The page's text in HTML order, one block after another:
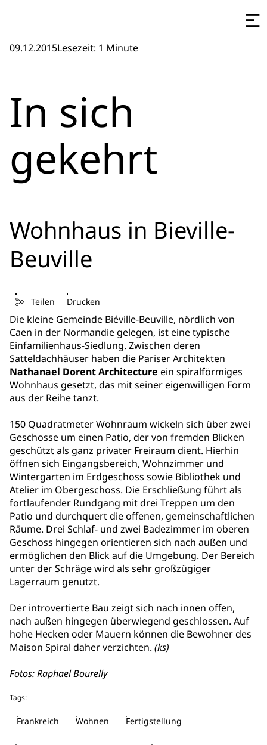
09.12.2015Lesezeit: 1 Minute
In sich
gekehrt
Wohnhaus in Bieville-
Beuville
Teilen Drucken
Die kleine Gemeinde Biéville-Beuville, nördlich von
Caen in der Normandie gelegen, ist eine typische
Einfamilienhaus-Siedlung. Zwischen deren
Satteldachhäuser haben die Pariser Architekten
Nathanael Dorent Architecture ein spiralförmiges
Wohnhaus gesetzt, das mit seiner eigenwilligen Form
aus der Reihe tanzt.
150 Quadratmeter Wohnraum wickeln sich über zwei
Geschosse um einen Patio, der von fremden Blicken
geschützt als ganz privater Freiraum dient. Hierhin
öffnen sich Eingangsbereich, Wohnzimmer und
Wintergarten im Erdgeschoss sowie Bibliothek und
Atelier im Obergeschoss. Die Erschließung führt als
fortlaufender Rundgang mit drei Treppen um den
Patio und durchquert die offenen, gemeinschaftlichen
Räume. Drei Schlaf- und zwei Badezimmer im oberen
Geschoss hingegen orientieren sich nach außen und
ermöglichen den Blick auf die Umgebung. Der Bereich
unter der Schräge wird als sehr großzügiger
Lagerraum genutzt.
Der introvertierte Bau zeigt sich nach innen offen,
nach außen hingegen überwiegend geschlossen. Auf
hohe Hecken oder Mauern können die Bewohner des
Maison Spiral daher verzichten. (ks)
Fotos:Raphael Bourelly
Tags:
Frankreich Wohnen Fertigstellung